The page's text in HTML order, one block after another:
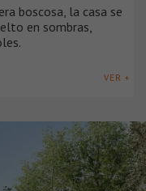
boscosa, la casa se
en sombras,
VER +